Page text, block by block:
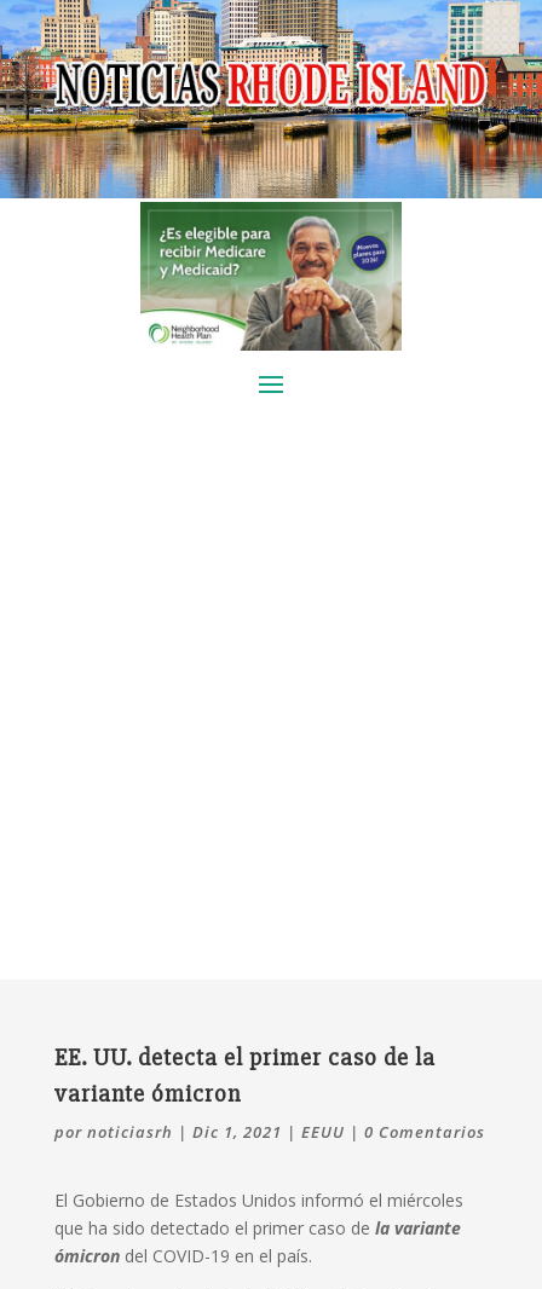
EE. UU. detecta el primer caso de la
variante ómicron
por noticiasrh | Dic 1, 2021 | EEUU | 0 Comentarios
El Gobierno de Estados Unidos informó el miércoles
que ha sido detectado el primer caso de la variante
ómicrondel COVID-19 en el país.